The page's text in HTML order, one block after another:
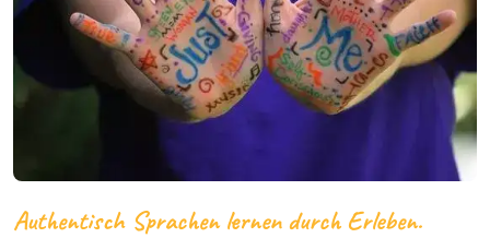
Authentisch Sprachen lernen durch Erleben.